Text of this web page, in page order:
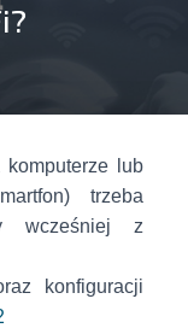
A
G
Ę
lub
trzeba
wcześniej z
konfiguracji